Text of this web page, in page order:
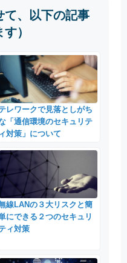
て、以下の記事
）
レワークで見落としがち
「通信環境のセキュリテ
ィ対策」について
線LANの３大リスクと簡
にできる２つのセキュリ
ィ対策